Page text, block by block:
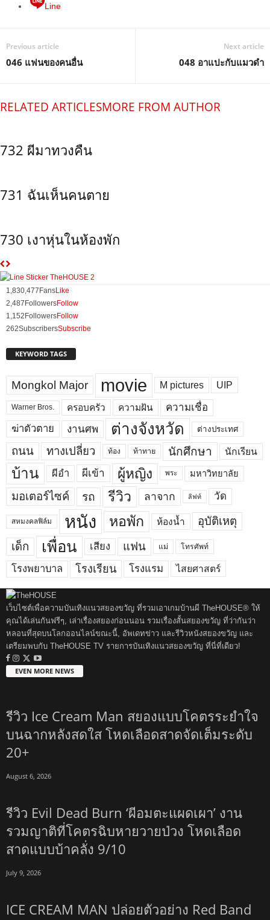
Line
Previous article
046 แฟนของคนอื่น
Next article
048 อาแปะกับแมวดำ
RELATED ARTICLESMORE FROM AUTHOR
732 ผีมาทวงคืน
731 ฉันเห็นคนตาย
730 เงาหุ่นในห้องพัก
1,830,477 FansLike
2,487 FollowersFollow
1,152 FollowersFollow
262SubscribersSubscribe
KEYWORD TAGS
Mongkol Major movie M pictures UIP
Warner Bros. ครอบครัว ความฝัน
ความเชื่อ
ฆ่าตัวตาย
งานศพ ต่างจังหวัด ต่างประเทศ
ถนน ทางเปลี่ยว ท้อง ท้าทาย นักศึกษา นักเรียน
บ้าน ผีอำ ผีเข้า ผู้หญิง พระ มหาวิทยาลัย
มอเตอร์ไซค์ รถ รีวิว ลาจาก ลิฟท์ วัด
สหมงคลฟิล์ม หนัง หอพัก ห้องน้ำ
อุบัติเหตุ
เด็ก
เพื่อน เสียง แฟน แม่ โทรศัพท์
โรงพยาบาล โรงเรียน โรงแรม ไสยศาสตร์
เว็บไซต์เพื่อความบันเทิงแนวสยองขวัญ ที่รวมเอาเกมบ้านผี TheHOUSE® ให้
คุณได้เล่นกันฟรีๆ, เล่าเรื่องสยองก่อนนอน รวมเรื่องสั้นสยองขวัญ ที่ว่ากันว่า
หลอนที่สุดบนโลกออนไลน์ขณะนี้, อัพเดทข่าว และรีวิวหนังสยองขวัญ และ
เตรียมพบกับ TheHOUSE TV รายการบันเทิงแนวสยองขวัญ ที่นี่ที่เดียว!
EVEN MORE NEWS
รีวิว Ice Cream Man สยองแบบโคตรระยำใจ
บนฉากหลังสดใส โหดเลือดสาดจัดเต็มระดับ
20+
August 6, 2026
รีวิว Evil Dead Burn ‘ผีอมตะแผดเผา’ งาน
รวมญาติที่โคตรฉิบหายวายป่วง โหดเลือด
สาดแบบบ้าคลั่ง 9/10
July 9, 2026
ICE CREAM MAN ปล่อยตัวอย่าง Red Band